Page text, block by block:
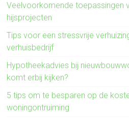
Veelvoorkomende toepassingen
hijsprojecten
Tips voor een stressvrije
verhuisbedrijf
Hypotheekadvies bij
komt erbij kijken?
5 tips om te besparen op de
woningontruiming